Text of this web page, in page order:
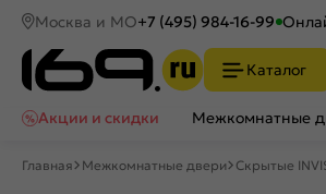
Москва и МО+7 (495) 984-16-99
Каталог
Акции и скидки
Межкомнатные
Главная Межкомнатные двери Скрытые